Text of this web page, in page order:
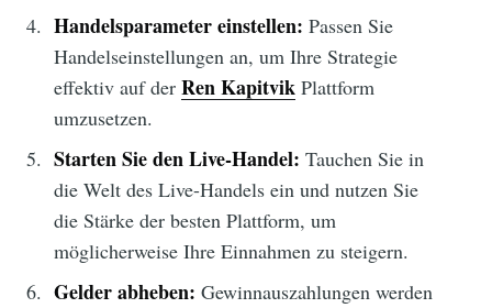
Handelsparameter einstellen: Passen Sie
Handelseinstellungen an, um Ihre Strategie
effektiv auf der Ren KapitvikPlattform
umzusetzen.
Starten Sie den Live-Handel: Tauchen Sie in
die Welt des Live-Handels ein und nutzen Sie
die Stärke der besten Plattform, um
möglicherweise Ihre Einnahmen zu steigern.
Gelder abheben: Gewinnauszahlungen werden